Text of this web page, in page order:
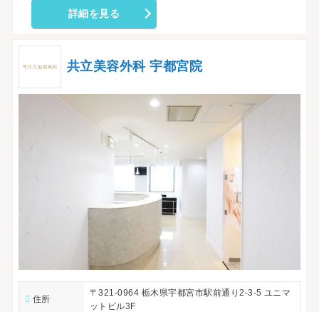
詳細を見る
共立美容外科 宇都宮院
住所
〒321-0964 栃木県宇都宮市駅前通り2-3-5 ユニマ
ットビル3F